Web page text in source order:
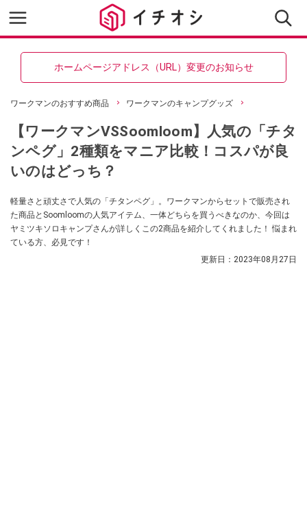
ホームページアドレス（URL）変更のお知らせ
ワークマンのおすすめ商品 ワークマンのキャンプグッズ
【ワークマンVSSoomloom】人気の「チタ
ンペグ」2種類をマニア比較！コスパが良
いのはどっち？
軽量さと頑丈さで人気の「チタンペグ」。ワークマンからセットで販売され
た商品とSoomloomの人気アイテム、一体どちらを買うべきなのか、今回は
ヤミツキソロキャンプさんが詳しくこの2商品を紹介してくれました！ 悩まれ
ている方、必見です！
更新日： 2023年08月27日